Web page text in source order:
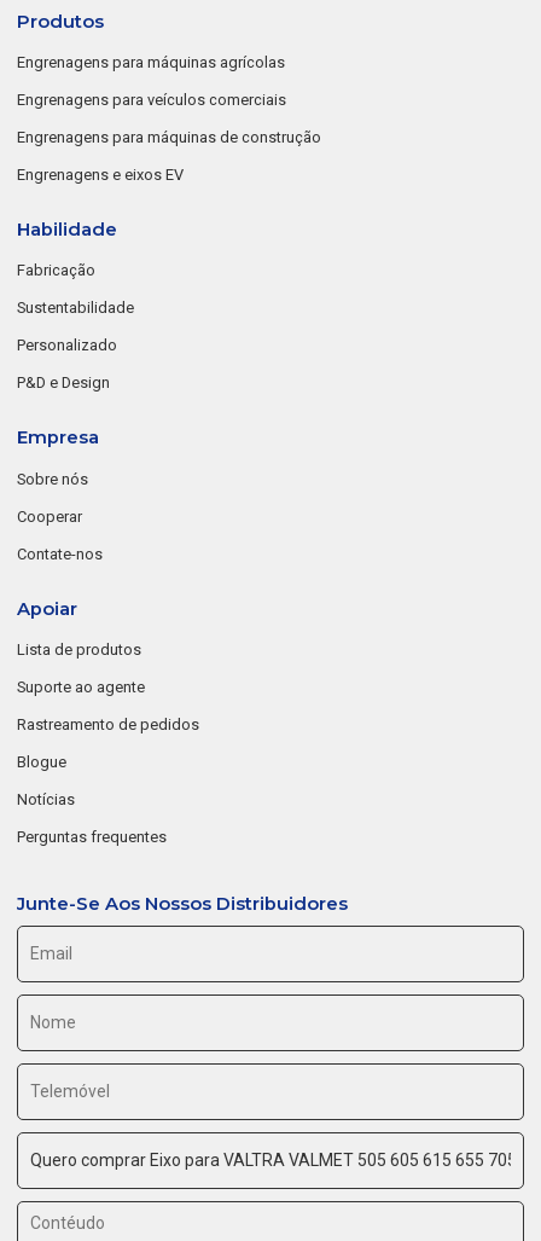
Produtos
Engrenagens para máquinas agrícolas
Engrenagens para veículos comerciais
Engrenagens para máquinas de construção
Engrenagens e eixos EV
Habilidade
Fabricação
Sustentabilidade
Personalizado
P&D e Design
Empresa
Sobre nós
Cooperar
Contate-nos
Apoiar
Lista de produtos
Suporte ao agente
Rastreamento de pedidos
Blogue
Notícias
Perguntas frequentes
Junte-Se Aos Nossos Distribuidores